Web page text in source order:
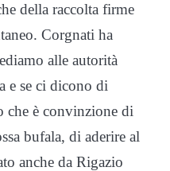
della raccolta firme
Corgnati ha
alle autorità
e se ci dicono di
che è convinzione di
bufala, di aderire al
anche da Rigazio